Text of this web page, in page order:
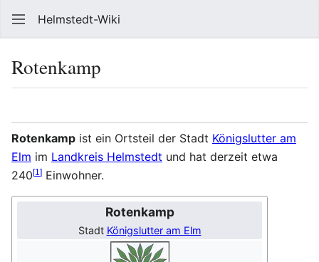
Helmstedt-Wiki
Rotenkamp
Rotenkamp ist ein Ortsteil der Stadt Königslutter am
Elm im Landkreis Helmstedt und hat derzeit etwa
240[1 ] Einwohner.
Rotenkamp
Stadt Königslutter am Elm